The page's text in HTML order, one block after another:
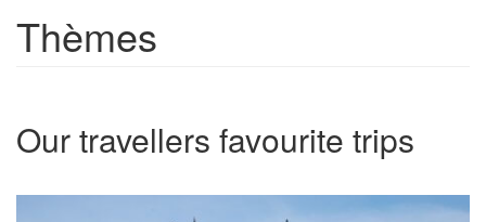
Thèmes
Our travellers favourite trips